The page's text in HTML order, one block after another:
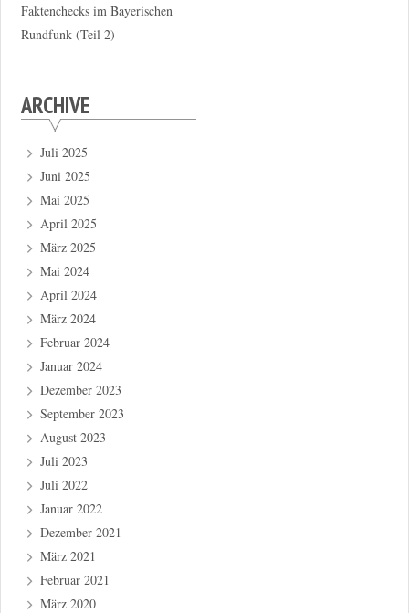
Faktenchecks im Bayerischen
Rundfunk (Teil 2)
ARCHIVE
Juli 2025
Juni 2025
Mai 2025
April 2025
März 2025
Mai 2024
April 2024
März 2024
Februar 2024
Januar 2024
Dezember 2023
September 2023
August 2023
Juli 2023
Juli 2022
Januar 2022
Dezember 2021
März 2021
Februar 2021
März 2020